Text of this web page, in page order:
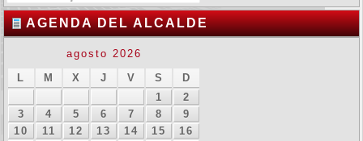
AGENDA DEL ALCALDE
agosto 2026
L
M X J V S D
1
2
3
4 5 6 7 8
9
10
11 12 13 14 15
16